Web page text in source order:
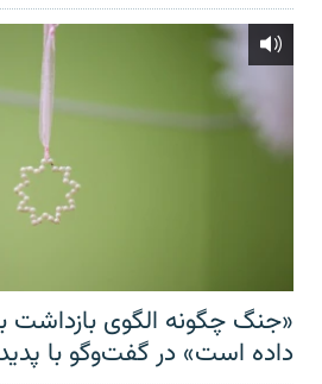
«جنگ چگونه الگوی بازداشت
داده است» در گفت‌وگو با